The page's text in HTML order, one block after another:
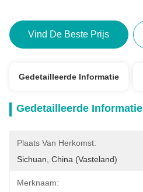
Vind De Beste Prijs
Gedetailleerde Informatie
Gedetailleerde Informatie
Plaats Van Herkomst:
Sichuan, China (Vasteland)
Merknaam: